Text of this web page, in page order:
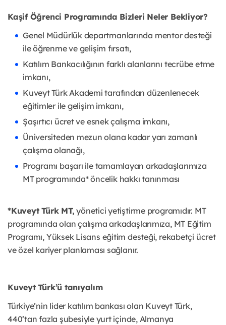
Kaşif Öğrenci Programında Bizleri Neler Bekliyor?
Genel Müdürlük departmanlarında mentor desteği
ile öğrenme ve gelişim fırsatı,
Katılım Bankacılığının farklı alanlarını tecrübe etme
imkanı,
Kuveyt Türk Akademi tarafından düzenlenecek
eğitimler ile gelişim imkanı,
Şaşırtıcı ücret ve esnek çalışma imkanı,
Üniversiteden mezun olana kadar yarı zamanlı
çalışma olanağı,
Programı başarı ile tamamlayan arkadaşlarımıza
MT programında* öncelik hakkı tanınması
*Kuveyt Türk MT, yönetici yetiştirme programıdır. MT
programında olan çalışma arkadaşlarımıza, MT Eğitim
Programı, Yüksek Lisans eğitim desteği, rekabetçi ücret
ve özel kariyer planlaması sağlanır.
Kuveyt Türk’ü tanıyalım
Türkiye’nin lider katılım bankası olan Kuveyt Türk,
440’tan fazla şubesiyle yurt içinde, Almanya